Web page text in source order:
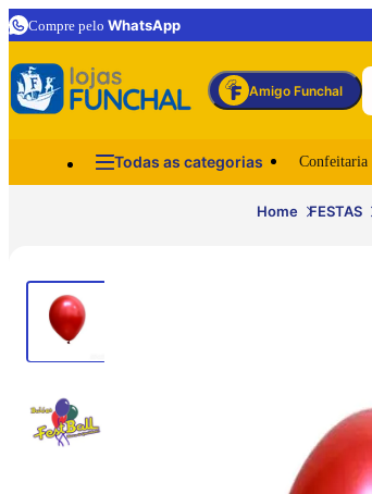
Compre pelo WhatsApp
Amigo Funchal
Todas as categorias Confeitaria
Home FESTAS